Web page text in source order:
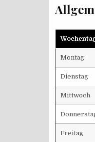
Montag
Dienstag
Mittwoch
Freitag